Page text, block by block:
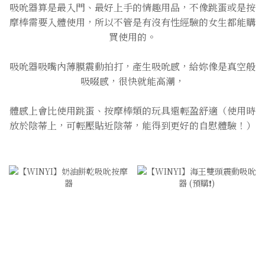
吸吮器算是最入門、最好上手的情趣用品，不像跳蛋或是按
摩棒需要入體使用，所以不管是有沒有性經驗的女生都能購
買使用的。
吸吮器吸嘴內薄膜震動拍打，產生吸吮感，給妳像是真空般
吸啜感，很快就能高潮，
體感上會比使用跳蛋、按摩棒類的玩具還輕盈舒適（使用時
放於陰蒂上，可輕壓貼近陰蒂，能得到更好的自慰體驗！）